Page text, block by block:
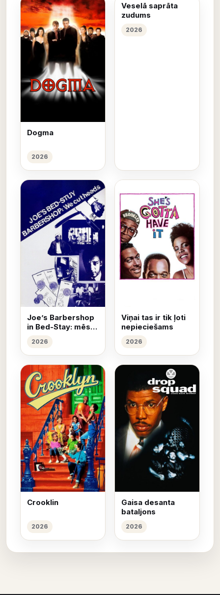
Dogma
2026
Veselā saprāta
zudums
2026
Joe’s Barbershop
in Bed-Stay: mēs
2026
Viņai tas ir tik ļoti
nepieciešams
2026
Crooklin
2026
Gaisa desanta
bataljons
2026